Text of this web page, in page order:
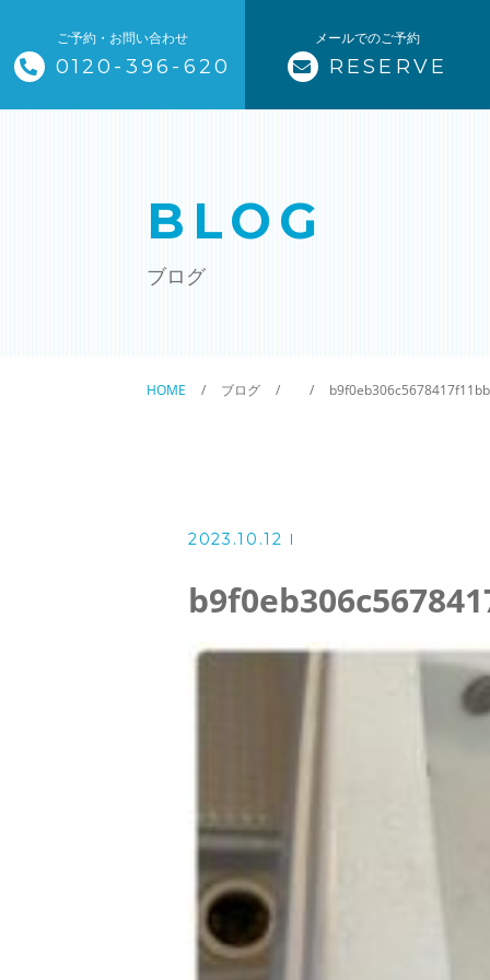
ご予約・お問い合わせ
0120-396-620
メールでのご予約
RESERVE
トップページ
クリニック施設清掃
風呂釜洗浄・追い炊き配管クリ
スタッフ
よくある質問
ブログ
ザ・そうじ職人からのお
BLOG
ブログ
HOME ブログ
2023.10.12